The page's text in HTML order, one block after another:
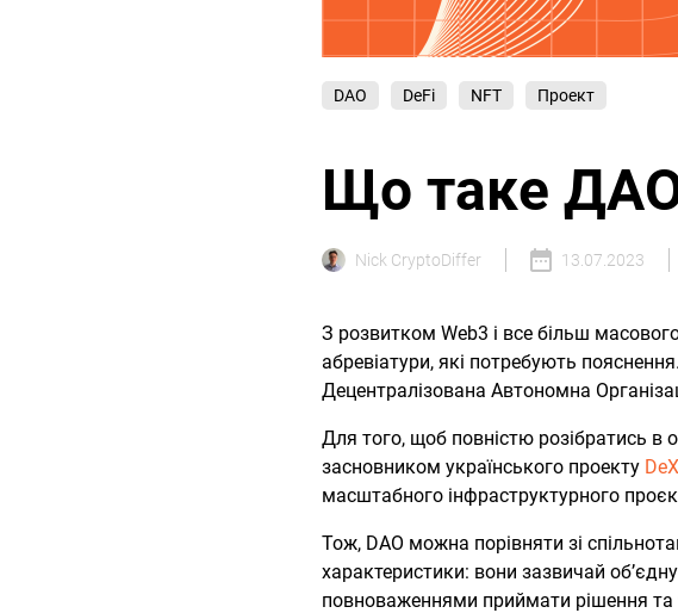
DAO DeFi NFT Проект
Що таке ДАО
Nick CryptoDiffer 13.07.2023
З розвитком Web3 і все більш
абревіатури, які потребують
Децентралізована Автономна
Для того, щоб повністю розібратись
засновником українського проекту
масштабного інфраструктурного
Тож, DAO можна порівняти зі
характеристики: вони зазвичай
повноваженнями приймати рішення